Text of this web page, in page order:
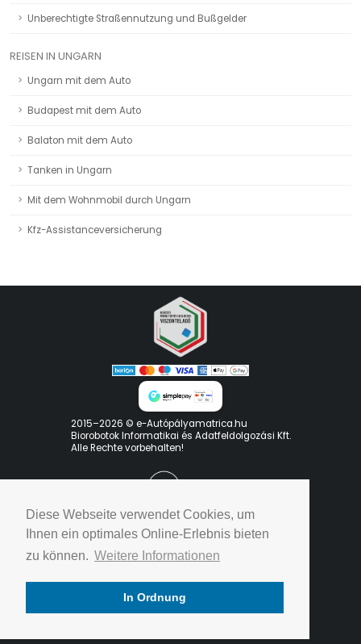
Diese Webseite verwendet Cookies, um
Ihnen ein optimales Online-Erlebnis bieten
zu können. Weitere Informationen
In Ordnung
Unberechtigte Straßennutzung und Bußgelder
REISEN IN UNGARN
Ungarn mit dem Auto
Budapest mit dem Auto
Balaton mit dem Auto
Tanken in Ungarn
Mit dem Wohnmobil durch Ungarn
Kfz-Assistanceversicherung
2015–2026 © e-Autópályamatrica.hu
Biorobotok Informatikai és Adatfeldolgozási Kft.
Alle Rechte vorbehalten!
Unsere Datenschutzgrundsätze